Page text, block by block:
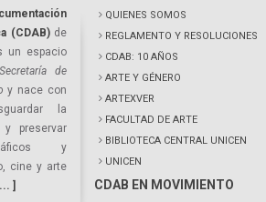
(CDAB)de
un espacio
Secretaría de
y nace con
la
preservar
y
cine y arte
]
QUIENES SOMOS
REGLAMENTO Y RESOLUCIONES
CDAB: 10 AÑOS
ARTE Y GÉNERO
ARTEXVER
FACULTAD DE ARTE
BIBLIOTECA CENTRAL UNICEN
UNICEN
CDAB EN MOVIMIENTO